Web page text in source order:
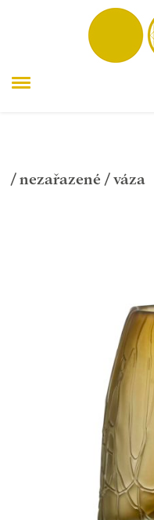
/ nezařazené / váza